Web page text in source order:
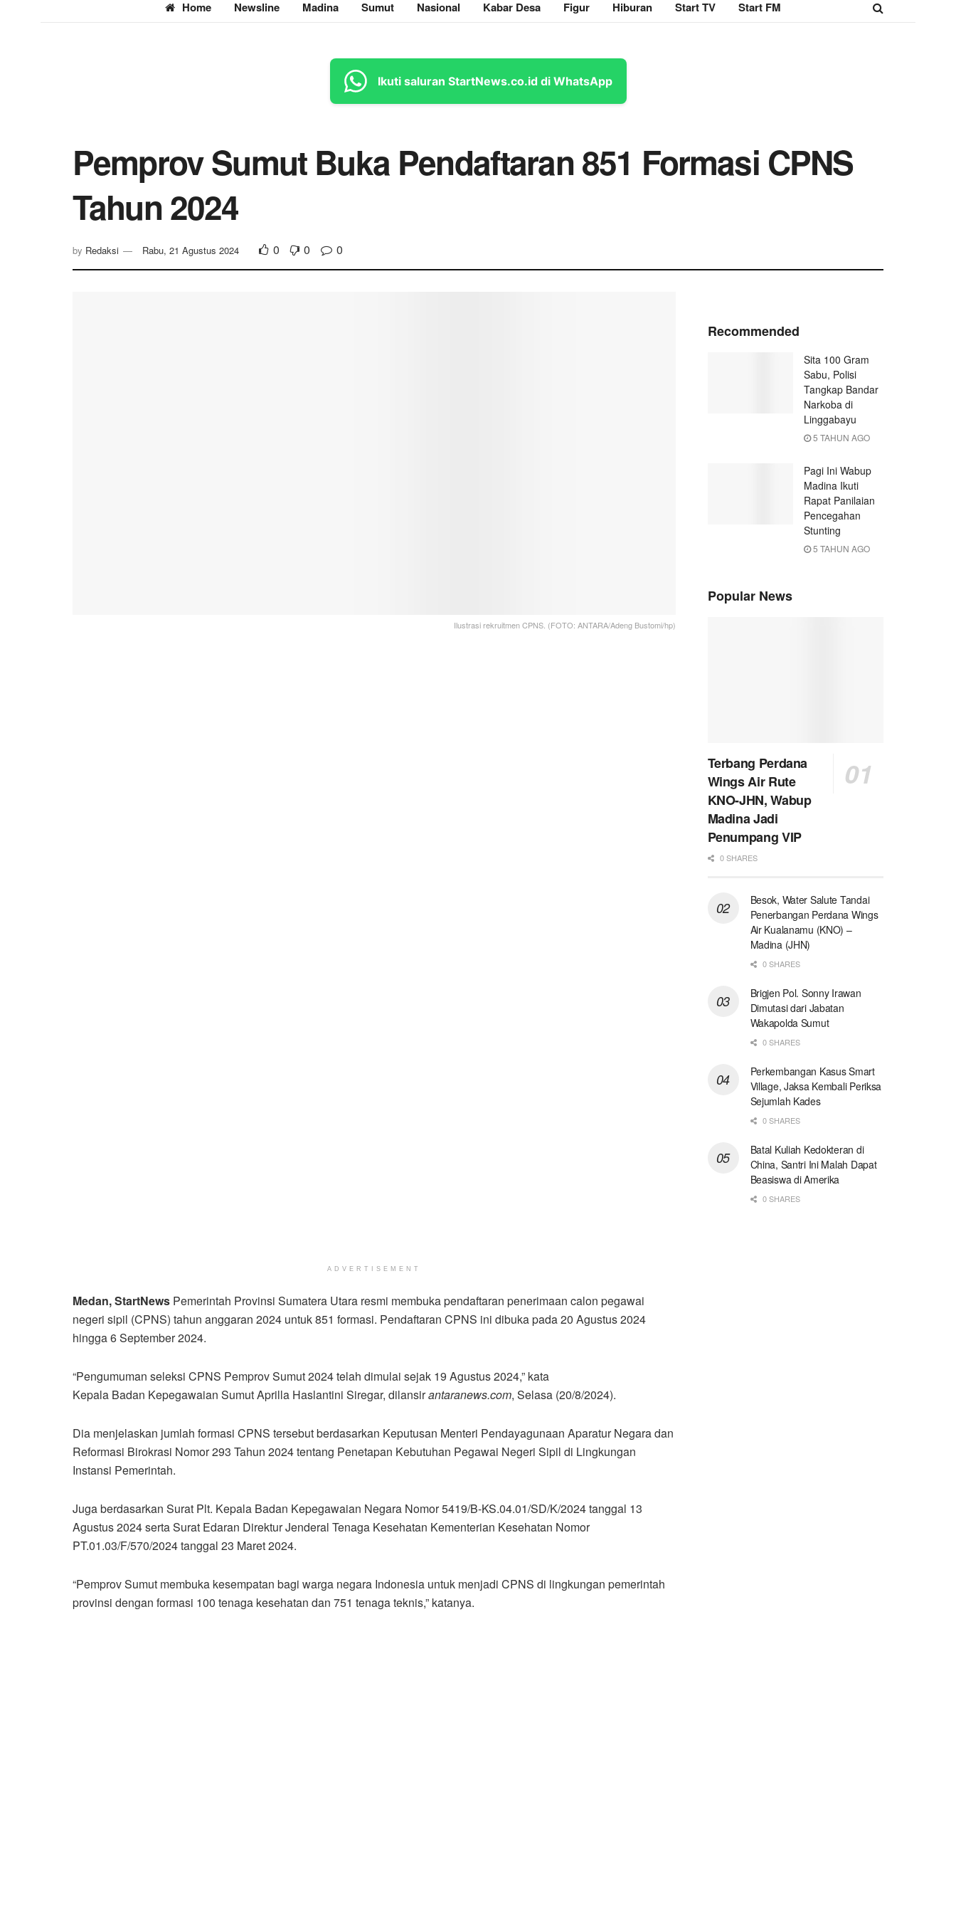
Home Newsline Madina Sumut Nasional Kabar Desa Figur Hiburan Start TV Start FM
Ikuti saluran StartNews.co.id di WhatsApp
Pemprov Sumut Buka Pendaftaran 851 Formasi CPNS
Tahun 2024
by Redaksi Rabu, 21 Agustus 2024 0 0 0
Ilustrasi rekruitmen CPNS. (FOTO: ANTARA/Adeng Bustomi/hp)
ADVERTISEMENT
Medan, StartNews Pemerintah Provinsi Sumatera Utara resmi membuka pendaftaran penerimaan calon pegawai
negeri sipil (CPNS) tahun anggaran 2024 untuk 851 formasi. Pendaftaran CPNS ini dibuka pada 20 Agustus 2024
hingga 6 September 2024.
“Pengumuman seleksi CPNS Pemprov Sumut 2024 telah dimulai sejak 19 Agustus 2024,” kata
Kepala Badan Kepegawaian Sumut Aprilla Haslantini Siregar, dilansirantaranews.com, Selasa (20/8/2024).
Dia menjelaskan jumlah formasi CPNS tersebut berdasarkan Keputusan Menteri Pendayagunaan Aparatur Negara dan
Reformasi Birokrasi Nomor 293 Tahun 2024 tentang Penetapan Kebutuhan Pegawai Negeri Sipil di Lingkungan
Instansi Pemerintah.
Juga berdasarkan Surat Plt. Kepala Badan Kepegawaian Negara Nomor 5419/B-KS.04.01/SD/K/2024 tanggal 13
Agustus 2024 serta Surat Edaran Direktur Jenderal Tenaga Kesehatan Kementerian Kesehatan Nomor
PT.01.03/F/570/2024 tanggal 23 Maret 2024.
“Pemprov Sumut membuka kesempatan bagi warga negara Indonesia untuk menjadi CPNS di lingkungan pemerintah
provinsi dengan formasi 100 tenaga kesehatan dan 751 tenaga teknis,” katanya.
Recommended
Sita 100 Gram
Sabu, Polisi
Tangkap Bandar
Narkoba di
Linggabayu
5 TAHUN AGO
Pagi Ini Wabup
Madina Ikuti
Rapat Panilaian
Pencegahan
Stunting
5 TAHUN AGO
Popular News
Terbang Perdana
Wings Air Rute
KNO-JHN, Wabup
Madina Jadi
Penumpang VIP
0 SHARES
Besok, Water Salute Tandai
Penerbangan Perdana Wings
Air Kualanamu (KNO) –
Madina (JHN)
0 SHARES
Brigjen Pol. Sonny Irawan
Dimutasi dari Jabatan
Wakapolda Sumut
0 SHARES
Perkembangan Kasus Smart
Village, Jaksa Kembali Periksa
Sejumlah Kades
0 SHARES
Batal Kuliah Kedokteran di
China, Santri Ini Malah Dapat
Beasiswa di Amerika
0 SHARES